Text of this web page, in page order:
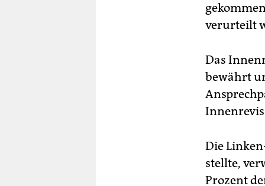
verurteilt
Das
bewährt
Die
stellte,
Prozent